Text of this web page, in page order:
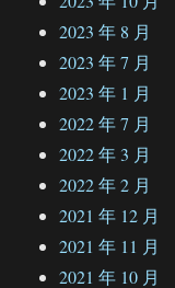
2023 年 8 月
2023 年 7 月
2023 年 1 月
2022 年 7 月
2022 年 3 月
2022 年 2 月
2021 年 12 月
2021 年 11 月
2021 年 10 月